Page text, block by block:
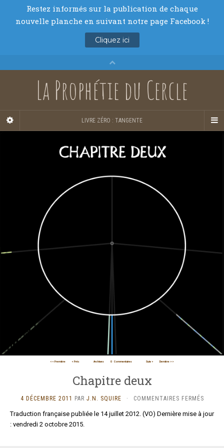
La Prophétie du Cercle
LIVRE ZÉRO : TANGENTE
<< Première < Préc Archives 0 Commentaires Suiv > Dernière >>
Chapitre deux
4 DÉCEMBRE 2011 PAR J.N. SQUIRE · COMMENTAIRES FERMÉSSUR
DEUX
Traduction française publiée le 14 juillet 2012. (VO) Dernière mise à jour
: vendredi 2 octobre 2015.